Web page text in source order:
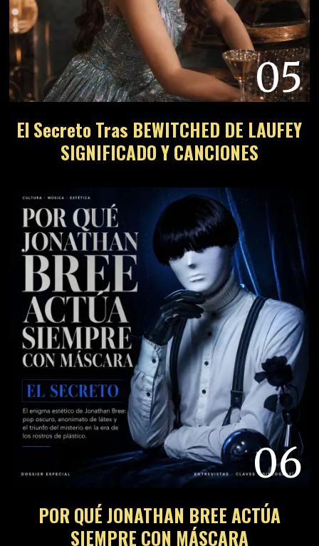
05
El Secreto Tras BEWITCHED DE LAUFEY
SIGNIFICADO Y CANCIONES
06
POR QUÉ JONATHAN BREE ACTÚA
SIEMPRE CON MÁSCARA